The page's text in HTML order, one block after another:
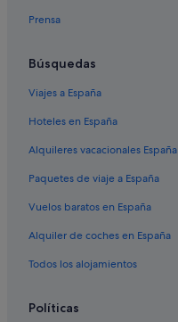
Prensa
Búsquedas
Viajes a España
Hoteles en España
Alquileres vacacionales España
Paquetes de viaje a España
Vuelos baratos en España
Alquiler de coches en España
Todos los alojamientos
Políticas